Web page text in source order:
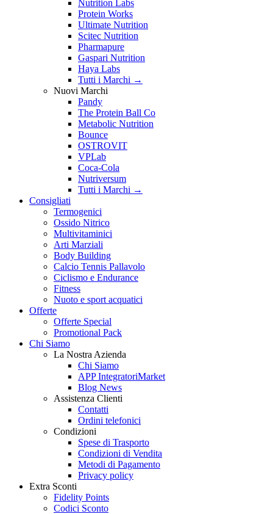
Nutrition Labs
Protein Works
Ultimate Nutrition
Scitec Nutrition
Pharmapure
Gaspari Nutrition
Haya Labs
Tutti i Marchi →
Nuovi Marchi
Pandy
The Protein Ball Co
Metabolic Nutrition
Bounce
OSTROVIT
VPLab
Coca-Cola
Nutriversum
Tutti i Marchi →
Consigliati
Termogenici
Ossido Nitrico
Multivitaminici
Arti Marziali
Body Building
Calcio Tennis Pallavolo
Ciclismo e Endurance
Fitness
Nuoto e sport acquatici
Offerte
Offerte Special
Promotional Pack
Chi Siamo
La Nostra Azienda
Chi Siamo
APP IntegratoriMarket
Blog News
Assistenza Clienti
Contatti
Ordini telefonici
Condizioni
Spese di Trasporto
Condizioni di Vendita
Metodi di Pagamento
Privacy policy
Extra Sconti
Fidelity Points
Codici Sconto